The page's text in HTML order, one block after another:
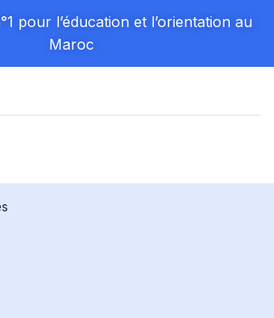
pour l’éducation et l’orientation au
Maroc